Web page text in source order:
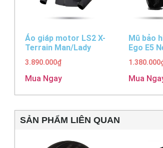
Áo giáp motor LS2 X-
Terrain Man/Lady
3.890.000₫
Mua Ngay
Mũ bảo
Ego E5
1.380.000
Mua
SẢN PHẨM LIÊN QUAN